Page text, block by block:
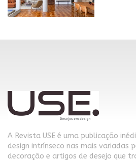
A Revista USE é uma publicação
design intrínseco nas mais variadas
decoração e artigos de desejo que